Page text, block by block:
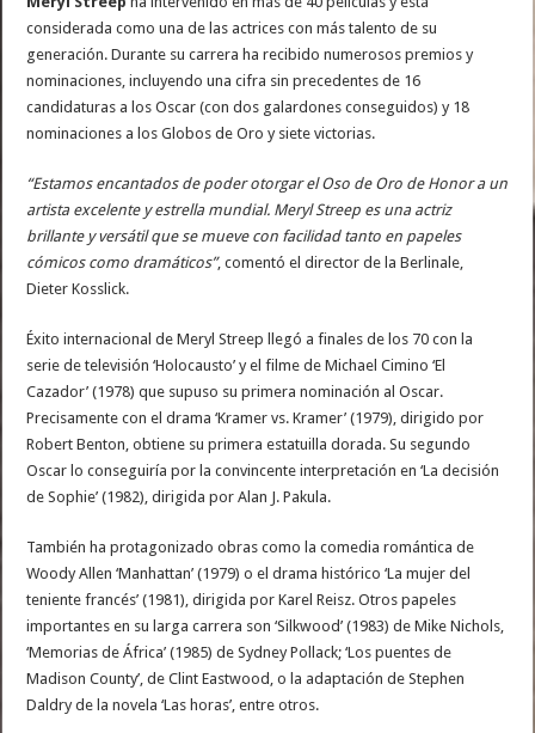
considerada como una de las actrices con más talento de su
generación. Durante su carrera ha recibido numerosos premios y
nominaciones, incluyendo una cifra sin precedentes de 16
candidaturas a los Oscar (con dos galardones conseguidos) y 18
nominaciones a los Globos de Oro y siete victorias.
“Estamos encantados de poder otorgar el Oso de Oro de Honor a un
artista excelente y estrella mundial. Meryl Streep es una actriz
brillante y versátil que se mueve con facilidad tanto en papeles
cómicos como dramáticos”, comentó el director de la Berlinale,
Dieter Kosslick.
Éxito internacional de Meryl Streep llegó a finales de los 70 con la
serie de televisión ‘Holocausto’ y el filme de Michael Cimino ‘El
Cazador’ (1978) que supuso su primera nominación al Oscar.
Precisamente con el drama ‘Kramer vs. Kramer’ (1979), dirigido por
Robert Benton, obtiene su primera estatuilla dorada. Su segundo
Oscar lo conseguiría por la convincente interpretación en ‘La decisión
de Sophie’ (1982), dirigida por Alan J. Pakula.
También ha protagonizado obras como la comedia romántica de
Woody Allen ‘Manhattan’ (1979) o el drama histórico ‘La mujer del
teniente francés’ (1981), dirigida por Karel Reisz. Otros papeles
importantes en su larga carrera son ‘Silkwood’ (1983) de Mike Nichols,
‘Memorias de África’ (1985) de Sydney Pollack; ‘Los puentes de
Madison County’, de Clint Eastwood, o la adaptación de Stephen
Daldry de la novela ‘Las horas’, entre otros.